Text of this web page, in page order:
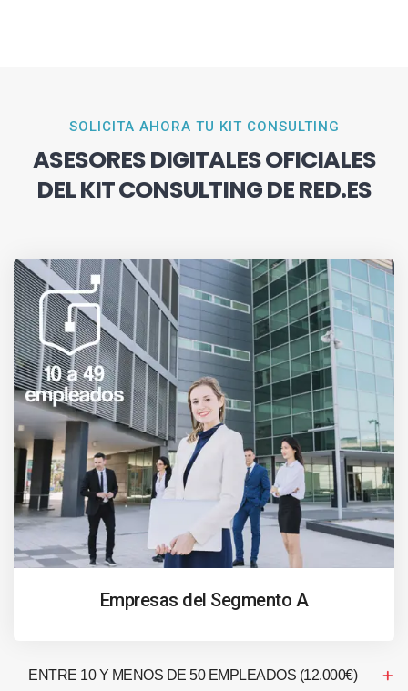
SOLICITA AHORA TU KIT CONSULTING
ASESORES DIGITALES OFICIALES
DEL KIT CONSULTING DE RED.ES
Empresas del Segmento A
ENTRE 10 Y MENOS DE 50 EMPLEADOS (12.000€)